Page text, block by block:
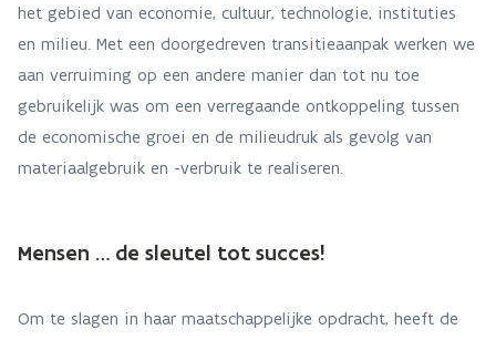
het gebied van economie, cultuur, technologie, instituties
en milieu. Met een doorgedreven transitieaanpak werken we
aan verruiming op een andere manier dan tot nu toe
gebruikelijk was om een verregaande ontkoppeling tussen
de economische groei en de milieudruk als gevolg van
materiaalgebruik en -verbruik te realiseren.
Mensen … de sleutel tot succes!
Om te slagen in haar maatschappelijke opdracht, heeft de